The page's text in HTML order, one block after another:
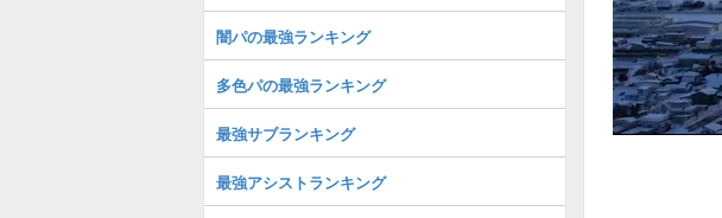
闇パの最強ランキング
多色パの最強ランキング
最強サブランキング
最強アシストランキング